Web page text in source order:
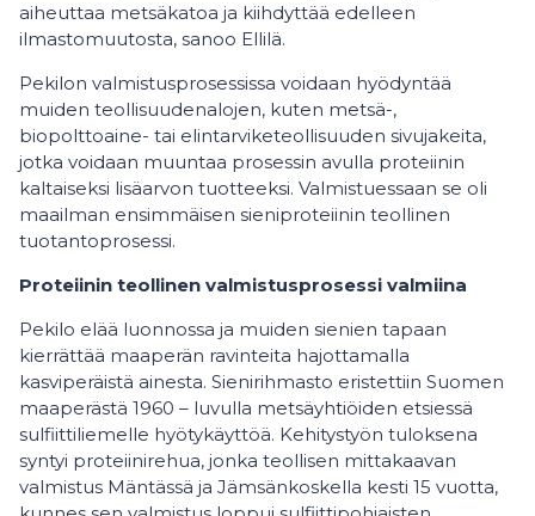
aiheuttaa metsäkatoa ja kiihdyttää edelleen
ilmastomuutosta, sanoo Ellilä.
Pekilon valmistusprosessissa voidaan hyödyntää
muiden teollisuudenalojen, kuten metsä-,
biopolttoaine- tai elintarviketeollisuuden sivujakeita,
jotka voidaan muuntaa prosessin avulla proteiinin
kaltaiseksi lisäarvon tuotteeksi. Valmistuessaan se oli
maailman ensimmäisen sieniproteiinin teollinen
tuotantoprosessi.
Proteiinin teollinen valmistusprosessi valmiina
Pekilo elää luonnossa ja muiden sienien tapaan
kierrättää maaperän ravinteita hajottamalla
kasviperäistä ainesta. Sienirihmasto eristettiin Suomen
maaperästä 1960 – luvulla metsäyhtiöiden etsiessä
sulfiittiliemelle hyötykäyttöä. Kehitystyön tuloksena
syntyi proteiinirehua, jonka teollisen mittakaavan
valmistus Mäntässä ja Jämsänkoskella kesti 15 vuotta,